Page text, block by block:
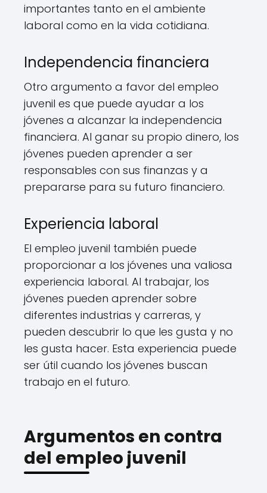
importantes tanto en el ambiente
laboral como en la vida cotidiana.
Independencia financiera
Otro argumento a favor del empleo
juvenil es que puede ayudar a los
jóvenes a alcanzar la independencia
financiera. Al ganar su propio dinero, los
jóvenes pueden aprender a ser
responsables con sus finanzas y a
prepararse para su futuro financiero.
Experiencia laboral
El empleo juvenil también puede
proporcionar a los jóvenes una valiosa
experiencia laboral. Al trabajar, los
jóvenes pueden aprender sobre
diferentes industrias y carreras, y
pueden descubrir lo que les gusta y no
les gusta hacer. Esta experiencia puede
ser útil cuando los jóvenes buscan
trabajo en el futuro.
Argumentos en contra
del empleo juvenil